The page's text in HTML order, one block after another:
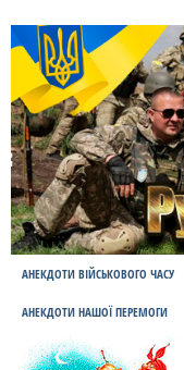
АНЕКДОТИ ВІЙСЬКОВОГО ЧАСУ
АНЕКДОТИ НАШОЇ ПЕРЕМОГИ